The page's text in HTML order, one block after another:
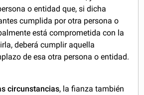
o entidad que, si dicha
cumplida por otra persona o
está comprometida con la
deberá cumplir aquella
de esa otra persona o entidad.
circunstancias, la fianza también